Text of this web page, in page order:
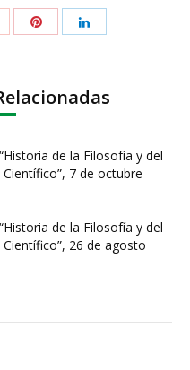
de la Filosofía y del
7 de octubre
de la Filosofía y del
26 de agosto